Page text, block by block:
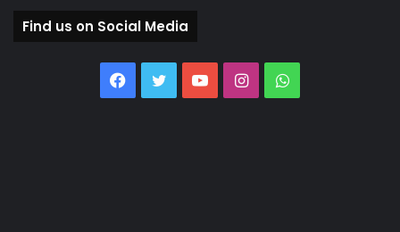
Find us on Social Media
Facebook
TwitterYouTubeInstagramWhatsApp